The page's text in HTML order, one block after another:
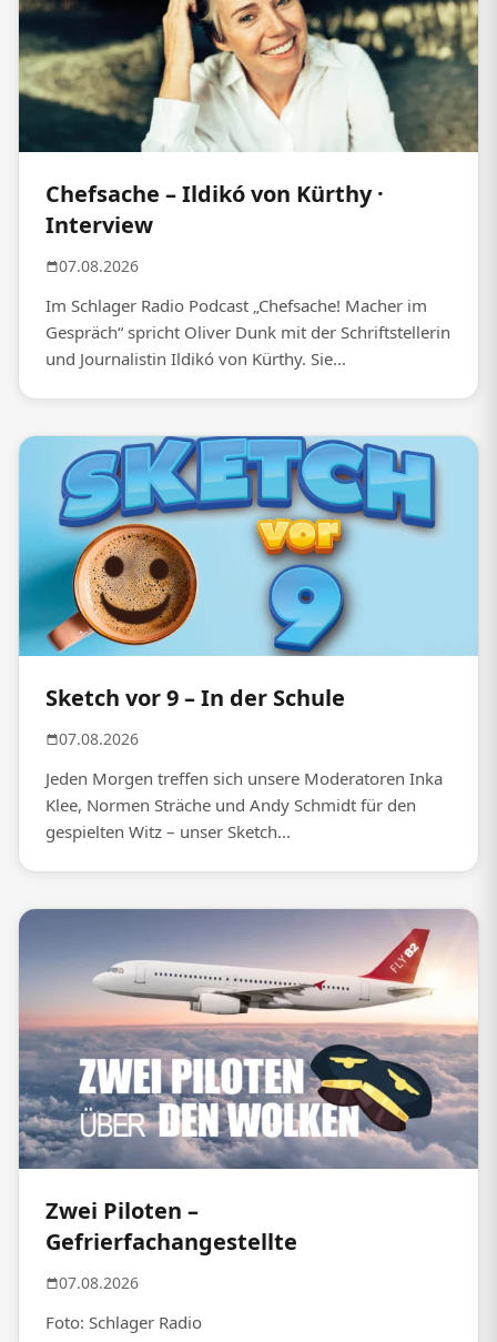
Chefsache – Ildikó von Kürthy ·
Interview
07.08.2026
Im Schlager Radio Podcast „Chefsache! Macher im
Gespräch“ spricht Oliver Dunk mit der Schriftstellerin
und Journalistin Ildikó von Kürthy. Sie...
Sketch vor 9 – In der Schule
07.08.2026
Jeden Morgen treffen sich unsere Moderatoren Inka
Klee, Normen Sträche und Andy Schmidt für den
gespielten Witz – unser Sketch...
Zwei Piloten –
Gefrierfachangestellte
07.08.2026
Foto: Schlager Radio